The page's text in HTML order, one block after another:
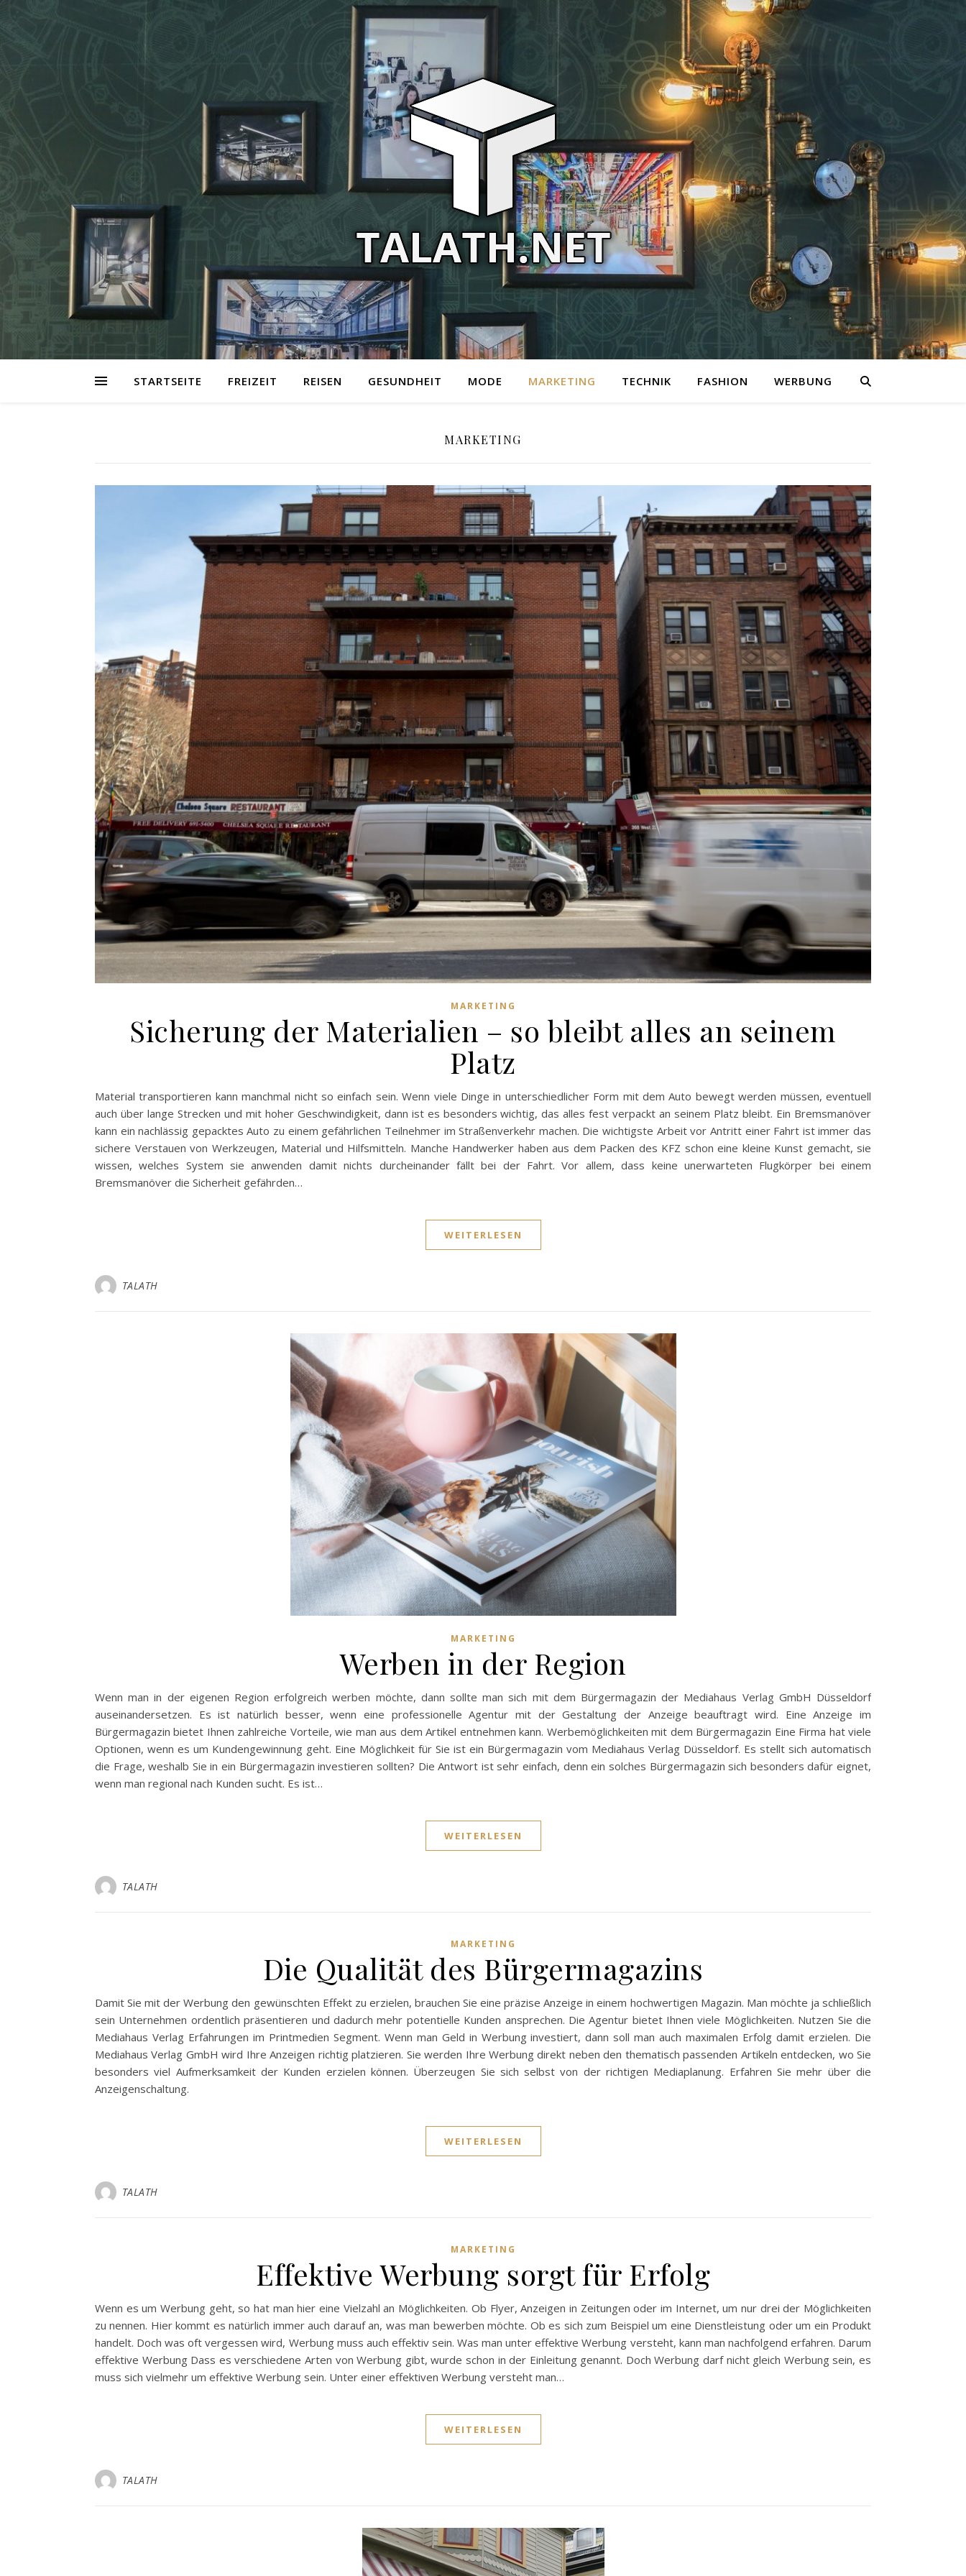
STARTSEITE FREIZEIT REISEN GESUNDHEIT MODE MARKETING TECHNIK FASHION WERBUNG
MARKETING
MARKETING
Sicherung der Materialien – so bleibt alles an seinem
Platz
Material transportieren kann manchmal nicht so einfach sein. Wenn viele Dinge in unterschiedlicher Form mit dem Auto bewegt werden müssen, eventuell
auch über lange Strecken und mit hoher Geschwindigkeit, dann ist es besonders wichtig, das alles fest verpackt an seinem Platz bleibt. Ein Bremsmanöver
kann ein nachlässig gepacktes Auto zu einem gefährlichen Teilnehmer im Straßenverkehr machen. Die wichtigste Arbeit vor Antritt einer Fahrt ist immer das
sichere Verstauen von Werkzeugen, Material und Hilfsmitteln. Manche Handwerker haben aus dem Packen des KFZ schon eine kleine Kunst gemacht, sie
wissen, welches System sie anwenden damit nichts durcheinander fällt bei der Fahrt. Vor allem, dass keine unerwarteten Flugkörper bei einem
Bremsmanöver die Sicherheit gefährden…
WEITERLESEN
TALATH
MARKETING
Werben in der Region
Wenn man in der eigenen Region erfolgreich werben möchte, dann sollte man sich mit dem Bürgermagazin der Mediahaus Verlag GmbH Düsseldorf
auseinandersetzen. Es ist natürlich besser, wenn eine professionelle Agentur mit der Gestaltung der Anzeige beauftragt wird. Eine Anzeige im
Bürgermagazin bietet Ihnen zahlreiche Vorteile, wie man aus dem Artikel entnehmen kann. Werbemöglichkeiten mit dem Bürgermagazin Eine Firma hat viele
Optionen, wenn es um Kundengewinnung geht. Eine Möglichkeit für Sie ist ein Bürgermagazin vom Mediahaus Verlag Düsseldorf. Es stellt sich automatisch
die Frage, weshalb Sie in ein Bürgermagazin investieren sollten? Die Antwort ist sehr einfach, denn ein solches Bürgermagazin sich besonders dafür eignet,
wenn man regional nach Kunden sucht. Es ist…
WEITERLESEN
TALATH
MARKETING
Die Qualität des Bürgermagazins
Damit Sie mit der Werbung den gewünschten Effekt zu erzielen, brauchen Sie eine präzise Anzeige in einem hochwertigen Magazin. Man möchte ja schließlich
sein Unternehmen ordentlich präsentieren und dadurch mehr potentielle Kunden ansprechen. Die Agentur bietet Ihnen viele Möglichkeiten. Nutzen Sie die
Mediahaus Verlag Erfahrungen im Printmedien Segment. Wenn man Geld in Werbung investiert, dann soll man auch maximalen Erfolg damit erzielen. Die
Mediahaus Verlag GmbH wird Ihre Anzeigen richtig platzieren. Sie werden Ihre Werbung direkt neben den thematisch passenden Artikeln entdecken, wo Sie
besonders viel Aufmerksamkeit der Kunden erzielen können. Überzeugen Sie sich selbst von der richtigen Mediaplanung. Erfahren Sie mehr über die
Anzeigenschaltung.
WEITERLESEN
TALATH
MARKETING
Effektive Werbung sorgt für Erfolg
Wenn es um Werbung geht, so hat man hier eine Vielzahl an Möglichkeiten. Ob Flyer, Anzeigen in Zeitungen oder im Internet, um nur drei der Möglichkeiten
zu nennen. Hier kommt es natürlich immer auch darauf an, was man bewerben möchte. Ob es sich zum Beispiel um eine Dienstleistung oder um ein Produkt
handelt. Doch was oft vergessen wird, Werbung muss auch effektiv sein. Was man unter effektive Werbung versteht, kann man nachfolgend erfahren. Darum
effektive Werbung Dass es verschiedene Arten von Werbung gibt, wurde schon in der Einleitung genannt. Doch Werbung darf nicht gleich Werbung sein, es
muss sich vielmehr um effektive Werbung sein. Unter einer effektiven Werbung versteht man…
WEITERLESEN
TALATH